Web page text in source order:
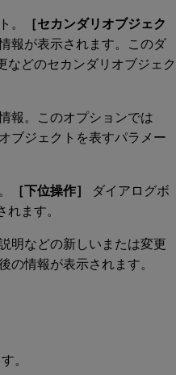
。
［セカンダリオブジェク
報が表示されます。このダ
などのセカンダリオブジェク
報。このオプションでは
ブジェクトを表すパラメー
［下位操作］
ダイアログボ
ます。
明などの新しいまたは変更
の情報が表示されます。
。